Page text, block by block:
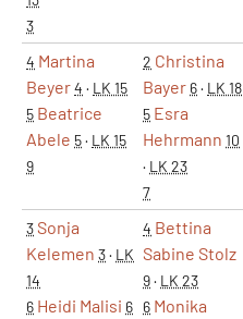
3
4 Martina
Beyer4 · LK 15
5 Beatrice
Abele 5· LK 15
9
2 Christina
Bayer 6· LK 18
5 Esra
Hehrmann 10
· LK 23
7
3Sonja
Kelemen 3· LK
14
6 Heidi Malisi 6
4 Bettina
Sabine Stolz
9· LK 23
6 Monika